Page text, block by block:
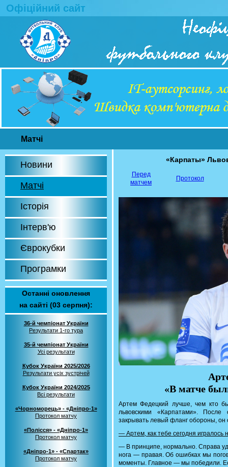
Офіційний сайт
Матчі
Новини
Матчі
Історія
Інтерв'ю
Єврокубки
Програмки
Останні оновлення
на сайті (03 серпня):
36-й чемпіонат України
Результати 1-го тура
35-й чемпіонат України
Усі результати
Кубок України 2025/2026
Результати усіх зустрічей
Кубок України 2024/2025
Всі результати
«Чорноморець» - «Дніпро-1»
Протокол матчу
«Полісся» - «Дніпро-1»
Протокол матчу
«Дніпро-1» - «Спартак»
Протокол матчу
«Карпаты»
Перед
матчем
Протокол
«В матче
Артем Федецкий лучше, чем кто
львовскими «Карпатами».
закрывать левый фланг обороны, он
— Артем, как тебе сегодня игралось
— В принципе, нормально. Справа
нога — правая. Об ошибках мы
моменты. Главное — мы победили.